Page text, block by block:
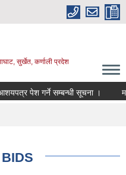
सुर्खेत, कर्णाली प्रदेश
पेश गर्ने सम्बन्धी सूचना ।